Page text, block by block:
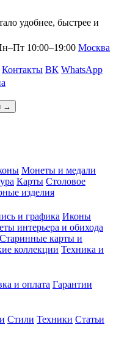
удобнее, быстрее и
10:00–19:00 Москва
Контакты ВК WhatsApp
→
Монеты и медали
Карты Столовое
изделия
и графика Иконы
интерьера и обихода
Старинные карты и
коллекции Техника и
и оплата Гарантии
Стили Техники Статьи